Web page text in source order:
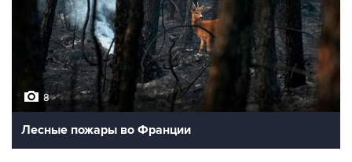
8
Лесные пожары во Франции